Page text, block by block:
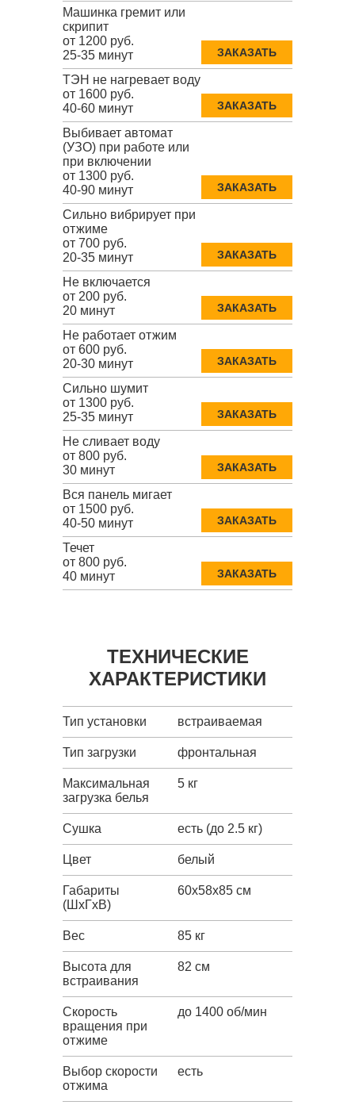
Машинка гремит или
скрипит
от 1200 руб.
25-35 минут
ЗАКАЗАТЬ
ТЭН не нагревает воду
от 1600 руб.
40-60 минут
ЗАКАЗАТЬ
Выбивает автомат
(УЗО) при работе или
при включении
от 1300 руб.
40-90 минут
ЗАКАЗАТЬ
Сильно вибрирует при
отжиме
от 700 руб.
20-35 минут
ЗАКАЗАТЬ
Не включается
от 200 руб.
20 минут
ЗАКАЗАТЬ
Не работает отжим
от 600 руб.
20-30 минут
ЗАКАЗАТЬ
Сильно шумит
от 1300 руб.
25-35 минут
ЗАКАЗАТЬ
Не сливает воду
от 800 руб.
30 минут
ЗАКАЗАТЬ
Вся панель мигает
от 1500 руб.
40-50 минут
ЗАКАЗАТЬ
Течет
от 800 руб.
40 минут
ЗАКАЗАТЬ
ТЕХНИЧЕСКИЕ
ХАРАКТЕРИСТИКИ
Тип установки встраиваемая
Тип загрузки фронтальная
Максимальная
загрузка белья
5 кг
Сушка есть (до 2.5 кг)
Цвет белый
Габариты
(ШxГxВ)
60x58x85 см
Вес 85 кг
Высота для
встраивания
82 см
Скорость
вращения при
отжиме
до 1400 об/мин
Выбор скорости
отжима
есть